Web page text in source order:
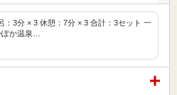
：3分 × 3 休憩：7分 × 3 合計：3セット 一
か温泉…